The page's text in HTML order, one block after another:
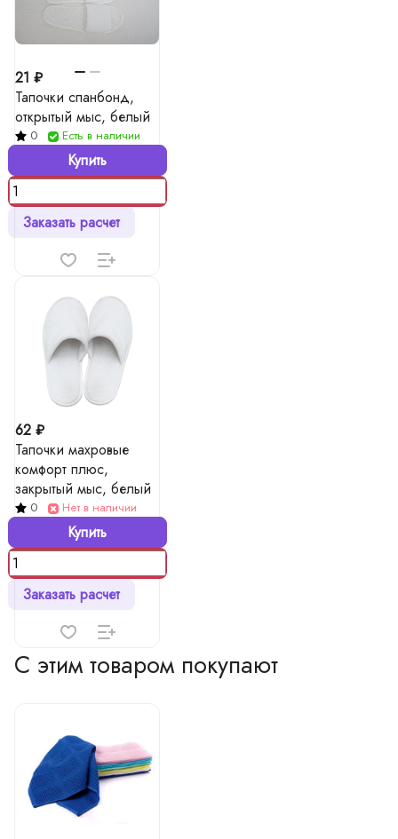
21 ₽
Тапочки спанбонд,
открытый мыс, белый
0 Есть в наличии
Купить
Заказать расчет
62 ₽
Тапочки махровые
комфорт плюс,
закрытый мыс, белый
0 Нет в наличии
Купить
Заказать расчет
С этим товаром покупают